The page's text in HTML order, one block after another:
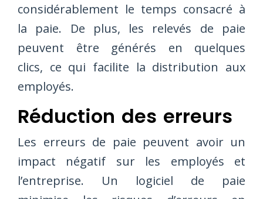
considérablement le temps consacré à
la paie. De plus, les relevés de paie
peuvent être générés en quelques
clics, ce qui facilite la distribution aux
employés.
Réduction des erreurs
Les erreurs de paie peuvent avoir un
impact négatif sur les employés et
l’entreprise. Un logiciel de paie